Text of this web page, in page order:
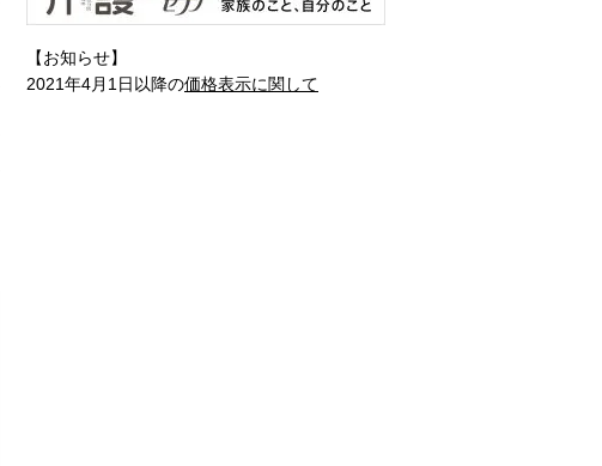
【お知らせ】
2021年4月1日以降の価格表示に関して